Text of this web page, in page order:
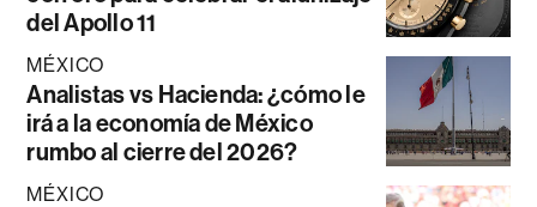
del Apollo 11
MÉXICO
Analistas vs Hacienda: ¿cómo le
irá a la economía de México
rumbo al cierre del 2026?
MÉXICO